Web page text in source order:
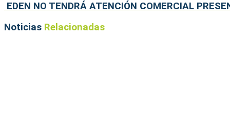
EDEN NO TENDRÁ ATENCIÓN COMERCIAL
Noticias Relacionadas